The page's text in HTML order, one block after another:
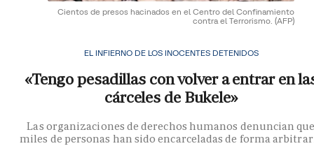
Cientos de presos hacinados en el Centro del Confinamiento
contra el Terrorismo. (AFP)
EL INFIERNO DE LOS INOCENTES DETENIDOS
«Tengo pesadillas con volver a entrar en
cárceles de Bukele»
Las organizaciones de derechos humanos denuncian
miles de personas han sido encarceladas de forma